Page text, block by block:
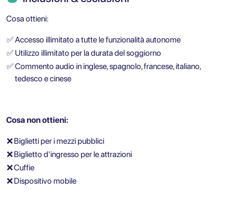
Cosa ottieni:
✅Accesso illimitato a tutte le funzionalità autonome
✅ Utilizzo illimitato per la durata del soggiorno
✅Commento audio in inglese, spagnolo, francese, italiano,
tedesco e cinese
Cosa non ottieni:
❌Biglietti per i mezzi pubblici
❌Biglietto d'ingresso per le attrazioni
❌Cuffie
❌Dispositivo mobile